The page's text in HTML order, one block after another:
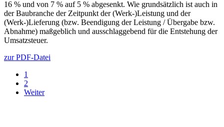
16 % und von 7 % auf 5 % abgesenkt. Wie grundsätzlich ist auch in
der Baubranche der Zeitpunkt der (Werk-)Leistung und der
(Werk-)Lieferung (bzw. Beendigung der Leistung / Übergabe bzw.
Abnahme) maßgeblich und ausschlaggebend für die Entstehung der
Umsatzsteuer.
zur PDF-Datei
1
2
Weiter